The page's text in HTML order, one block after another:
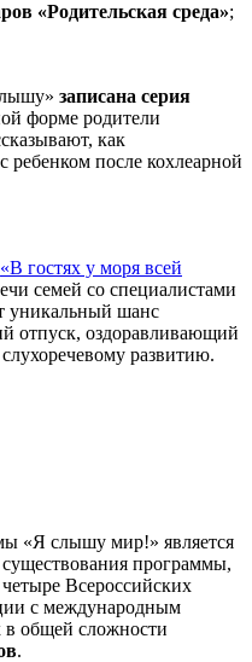
«Родительская среда»;
записана серия
форме родители
как
ребенком после кохлеарной
«В гостях у моря всей
семей со специалистами
уникальный шанс
отпуск, оздоравливающий
развитию.
«Я слышу мир!» является
программы,
Всероссийских
с международным
в общей сложности
.